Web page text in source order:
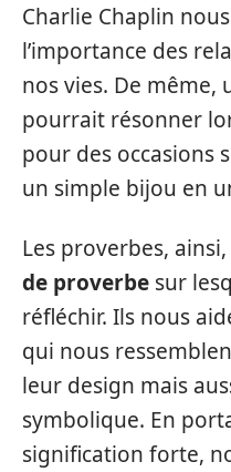
Charlie Chaplin
l’importance des
nos vies. De même,
pourrait résonner
pour des occasions
un simple bijou en
Les proverbes,
de proverbe sur
réfléchir. Ils nous
qui nous
leur design mais
symbolique. En
signification forte,